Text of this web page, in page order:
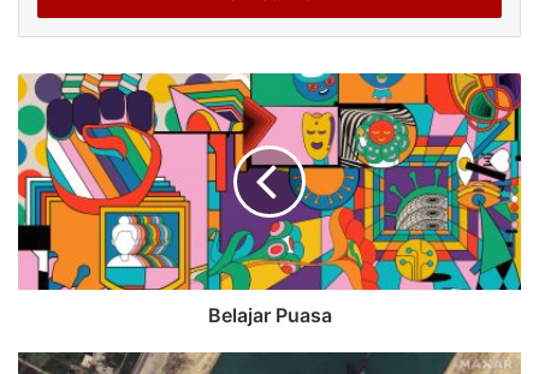
Belajar Puasa